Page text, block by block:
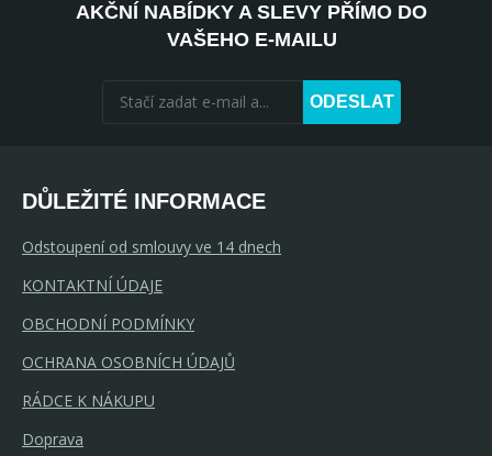
AKČNÍ NABÍDKY A SLEVY PŘÍMO DO
VAŠEHO E-MAILU
ODESLAT
DŮLEŽITÉ INFORMACE
Odstoupení od smlouvy ve 14 dnech
KONTAKTNÍ ÚDAJE
OBCHODNÍ PODMÍNKY
OCHRANA OSOBNÍCH ÚDAJŮ
RÁDCE K NÁKUPU
Doprava